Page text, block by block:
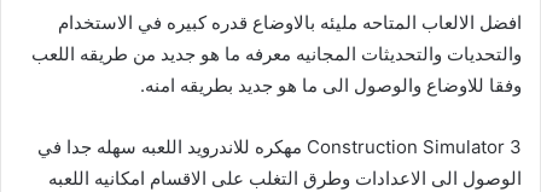
افضل الالعاب المتاحه مليئه بالاوضاع قدره كبيره في الاستخدام
والتحديات والتحديثات المجانيه معرفه ما هو جديد من طريقه اللعب
وفقا للاوضاع والوصول الى ما هو جديد بطريقه امنه.
Construction Simulator 3 مهكره للاندرويد اللعبه سهله جدا في
الوصول الى الاعدادات وطرق التغلب على الاقسام امكانيه اللعبه